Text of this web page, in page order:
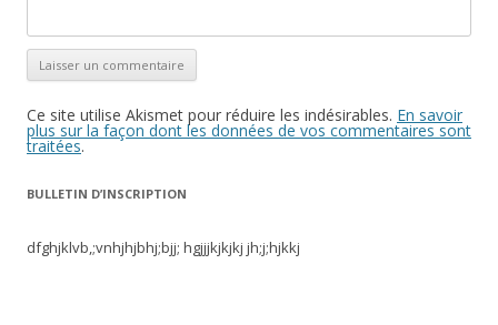
Ce site utilise Akismet pour réduire les indésirables. En savoir
plus sur la façon dont les données de vos commentaires sont
traitées.
BULLETIN D’INSCRIPTION
dfghjklvb,;vnhjhjbhj;bjj; hgjjjkjkjkj jh;j;hjkkj